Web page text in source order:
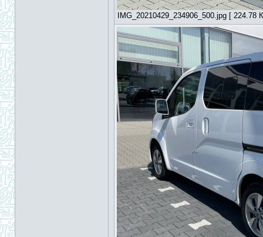
IMG_20210429_234906_500.jpg [ 224.78